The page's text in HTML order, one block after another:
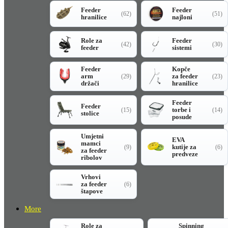
Feeder
hranilice
(62)
Feeder
najloni
(51)
Role za
feeder
(42)
Feeder
sistemi
(30)
Feeder
arm
držači
(29)
Kopče
za feeder
hranilice
(23)
Feeder
stolice
(15)
Feeder
torbe i
posude
(14)
Umjetni
mamci
za feeder
ribolov
(9)
EVA
kutije za
predveze
(6)
Vrhovi
za feeder
štapove
(6)
More
Role za
Spinning